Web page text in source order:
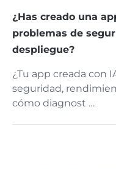
¿Has creado una
problemas de
despliegue?
¿Tu app creada con
seguridad,
cómo diagnost …